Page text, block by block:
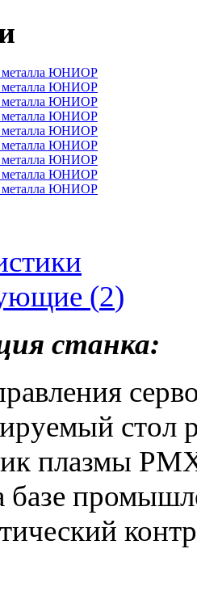
(2)
станка:
стол
плазмы